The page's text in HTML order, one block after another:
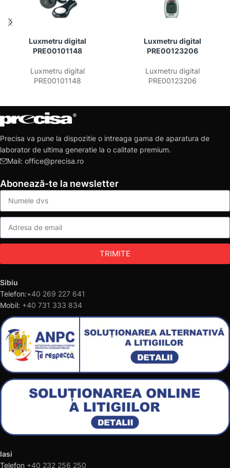
Luxmetru digital
PRE00101148
Luxmetru digital
PRE00101148
Luxmetru digital
PRE00123206
Luxmetru digital
PRE00123206
Precisa va pune la dispozitie o intreaga gama de aparatura de
laborator de ultima generatie la o calitate premium.
Mail: office@precisa.ro
Abonează-te la newsletter
TRIMITE
Sibiu
Telefon:+40 269 227 641
Mobil: +40 731 333 834
Iasi
Telefon +40 232 256 250